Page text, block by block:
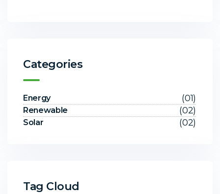
Categories
Energy (01)
Renewable (02)
Solar (02)
Tag Cloud